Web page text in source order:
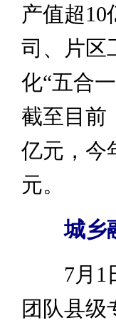
产值超10
司、片区
化“五合
截至目前
亿元，今
元。
城乡
7月1日
团队县级